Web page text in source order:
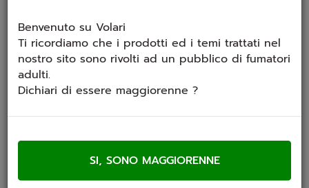
Cover in silicone per
Eleaf iJust S
€ 0,20
Joyetech Egrip II
€ 1,00
Benvenuto su Volari
Ti ricordiamo che i prodotti ed i temi trattati nel
nostro sito sono rivolti ad un pubblico di fumatori
adulti.
Dichiari di essere maggiorenne ?